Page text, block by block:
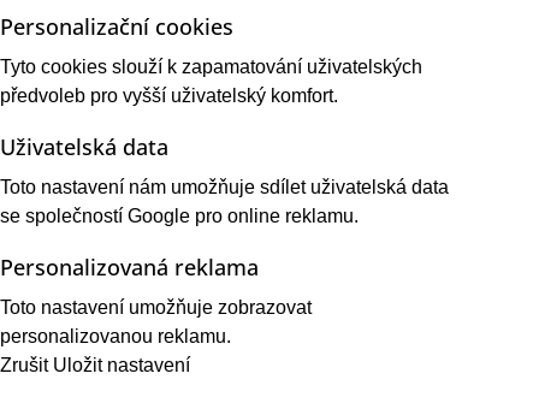
Personalizační cookies
Tyto cookies slouží k zapamatování uživatelských
předvoleb pro vyšší uživatelský komfort.
Uživatelská data
Toto nastavení nám umožňuje sdílet uživatelská data
se společností Google pro online reklamu.
Personalizovaná reklama
Toto nastavení umožňuje zobrazovat
personalizovanou reklamu.
Zrušit Uložit nastavení